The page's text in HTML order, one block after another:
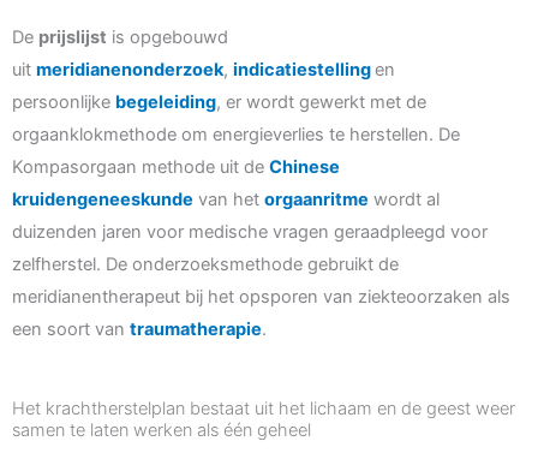
De prijslijst is opgebouwd
uit meridianenonderzoek, indicatiestellingen
persoonlijke begeleiding, er wordt gewerkt met de
orgaanklokmethode om energieverlies te herstellen. De
Kompasorgaan methode uit de Chinese
kruidengeneeskunde van het orgaanritme wordt al
duizenden jaren voor medische vragen geraadpleegd voor
zelfherstel. De onderzoeksmethode gebruikt de
meridianentherapeut bij het opsporen van ziekteoorzaken als
een soort van traumatherapie.
Het krachtherstelplan bestaat uit het lichaam en de geest weer
samen te laten werken als één geheel